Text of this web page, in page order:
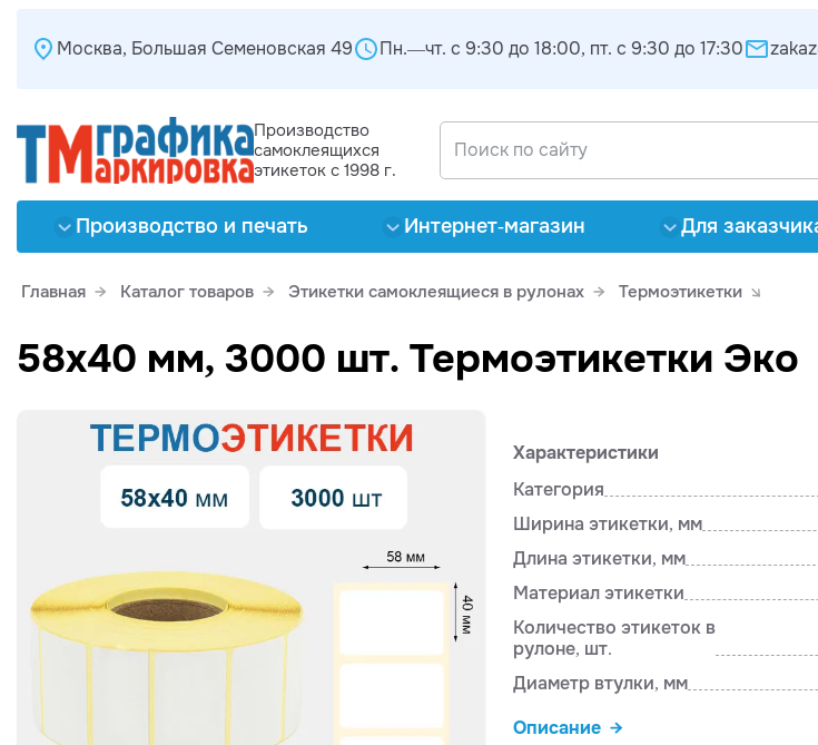
Москва, Большая Семеновская 49 Пн.—чт. с 9:30 до 18:00, пт. с 9:30 до 17:30
Производство
самоклеящихся
этикеток с 1998 г.
Производство и печать Интернет-магазин Для
Главная Каталог товаров Этикетки самоклеящиеся в рулонах Термоэтикетки
58х40 мм, 3000 шт. Термоэтикетки Эко
Характеристики
Категория
Ширина этикетки, мм
Длина этикетки, мм
Материал этикетки
Количество этикеток в
рулоне, шт.
Диаметр втулки, мм
Описание